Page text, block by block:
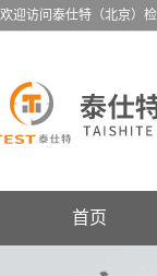
欢迎访问泰仕特（北京）
首页